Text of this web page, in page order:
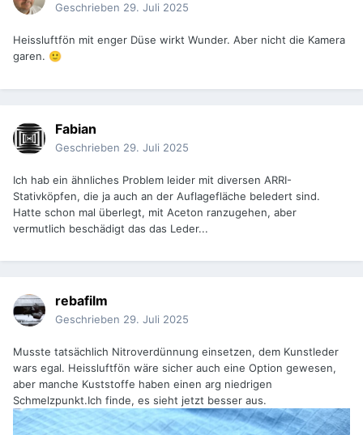
Geschrieben 29. Juli 2025
Heissluftfön mit enger Düse wirkt Wunder. Aber nicht die Kamera
garen. 🙂
Fabian
Geschrieben 29. Juli 2025
Ich hab ein ähnliches Problem leider mit diversen ARRI-
Stativköpfen, die ja auch an der Auflagefläche beledert sind.
Hatte schon mal überlegt, mit Aceton ranzugehen, aber
vermutlich beschädigt das das Leder...
rebafilm
Geschrieben 29. Juli 2025
Musste tatsächlich Nitroverdünnung einsetzen, dem Kunstleder
wars egal. Heissluftfön wäre sicher auch eine Option gewesen,
aber manche Kuststoffe haben einen arg niedrigen
Schmelzpunkt.Ich finde, es sieht jetzt besser aus.